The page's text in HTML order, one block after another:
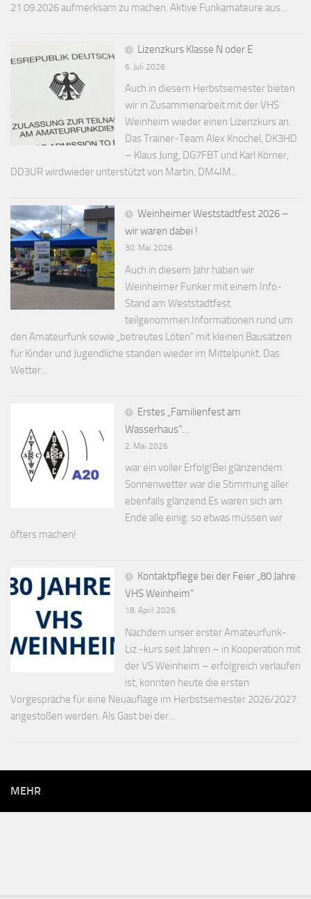
21.09.2026 aufmerksam zu machen. Aktive Funkamateure aus...
Lizenzkurs Klasse N oder E
6. Juli 2026
Auch in diesem Herbstsemester bieten
wir in Zusammenarbeit mit der VHS
Weinheim wieder einen Lizenzkurs an.
Das Trainer-Team Alex Knochel, DK3HD
– Klaus Jung, DG7FBT und Karl Körner,
DD3UR wirdwieder unterstützt von Martin, DM4IM...
Weinheimer Weststadtfest 2026 –
wir waren dabei !
30. Mai 2026
Auch in diesem Jahr haben wir
Weinheimer Funker mit einem Info-
Stand am Weststadtfest
teilgenommen.Informationen rund um
den Amateurfunk sowie „betreutes Löten“ mit kleinen Bausätzen
für Kinder und Jugendliche standen wieder im Mittelpunkt. Das
Wetter...
Erstes „Familienfest am
Wasserhaus“…
2. Mai 2026
war ein voller Erfolg!Bei glänzendem
Sonnenwetter war die Stimmung aller
ebenfalls glänzend.Es waren sich am
Ende alle einig: so etwas müssen wir
öfters machen!
Kontaktpflege bei der Feier „80 Jahre
VHS Weinheim“
18. April 2026
Nachdem unser erster Amateurfunk-
Liz.-kurs seit Jahren – in Kooperation mit
der VS Weinheim – erfolgreich verlaufen
ist, konnten heute die ersten
Vorgespräche für eine Neuauflage im Herbstsemester 2026/2027
angestoßen werden. Als Gast bei der...
MEHR